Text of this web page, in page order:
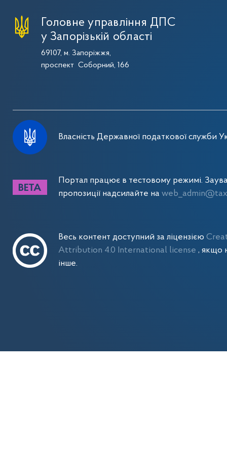
Головне управління ДПС
у Запорізькій області
69107, м. Запоріжжя,
проспект Соборний, 166
Власність Державної податкової служби
Портал працює в тестовому режимі.
пропозиції надсилайте на
Весь контент доступний за ліцензією
Attribution 4.0 International license , якщо
інше.